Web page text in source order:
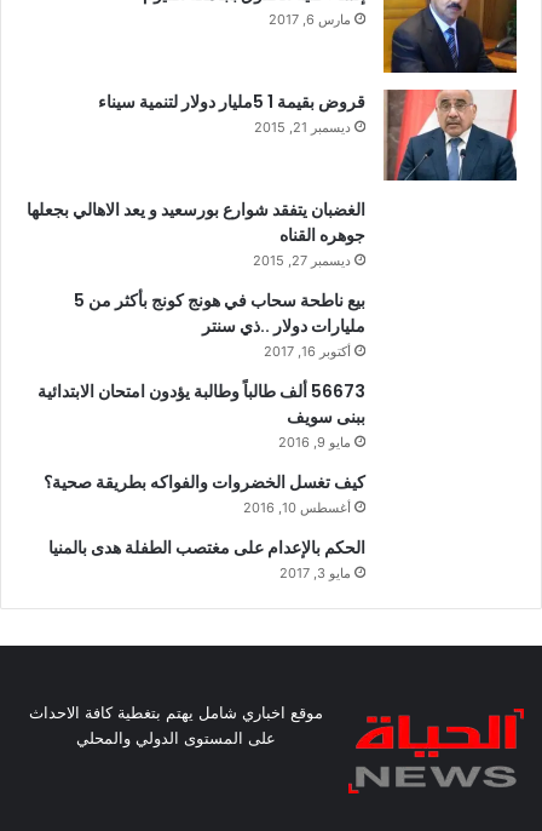
مارس 6, 2017
قروض بقيمة 1 5مليار دولار لتنمية سيناء
ديسمبر 21, 2015
الغضبان يتفقد شوارع بورسعيد و يعد الاهالي بجعلها
جوهره القناه
ديسمبر 27, 2015
بيع ناطحة سحاب في هونج كونج بأكثر من 5
مليارات دولار ..ذي سنتر
أكتوبر 16, 2017
56673 ألف طالباً وطالبة يؤدون امتحان الابتدائية
ببنى سويف
مايو 9, 2016
كيف تغسل الخضروات والفواكه بطريقة صحية؟
أغسطس 10, 2016
الحكم بالإعدام على مغتصب الطفلة هدى بالمنيا
مايو 3, 2017
موقع اخباري شامل يهتم بتغطية كافة الاحداث
على المستوى الدولي والمحلي